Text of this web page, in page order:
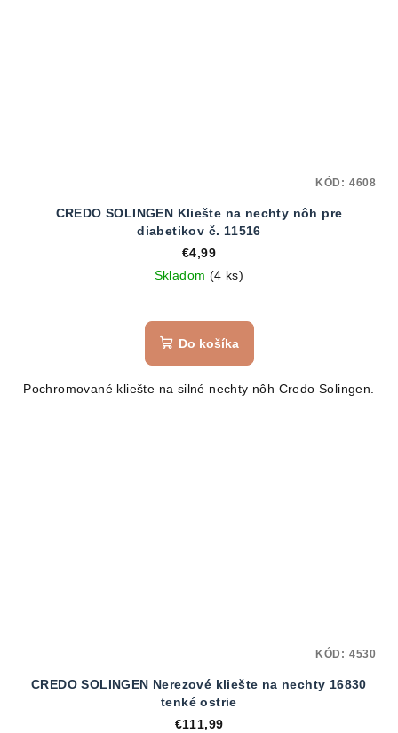
CREDO SOLINGEN Kliešte na nechty nôh pre
diabetikov č. 11516
€4,99
Skladom (4 ks)
Do košíka
Pochromované kliešte na silné nechty nôh Credo Solingen.
KÓD: 4608
CREDO SOLINGEN Nerezové kliešte na nechty 16830
tenké ostrie
€111,99
KÓD: 4530